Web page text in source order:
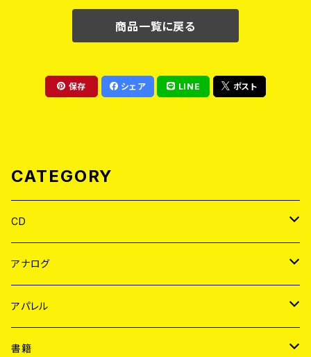
商品一覧に戻る
保存 シェア LINE ポスト
CATEGORY
CD
JAPAN
WORLD
アナログ
JAPAN
７EP
WORLD
アパレル
JAPAN
書籍